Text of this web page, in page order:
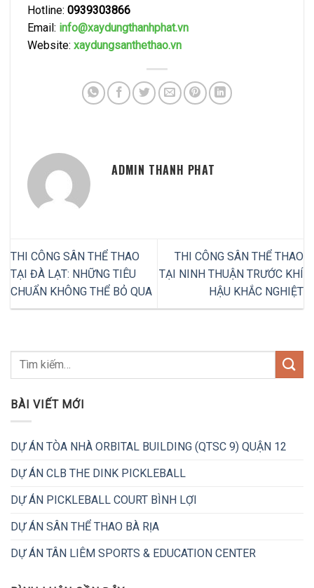
Hotline: 0939303866
Email: info@xaydungthanhphat.vn
Website: xaydungsanthethao.vn
ADMIN THANH PHAT
THI CÔNG SÂN THỂ THAO
TẠI ĐÀ LẠT: NHỮNG TIÊU
CHUẨN KHÔNG THỂ BỎ QUA
THI CÔNG SÂN THỂ THAO
TẠI NINH THUẬN TRƯỚC KHÍ
HẬU KHẮC NGHIỆT
BÀI VIẾT MỚI
DỰ ÁN TÒA NHÀ ORBITAL BUILDING (QTSC 9) QUẬN 12
DỰ ÁN CLB THE DINK PICKLEBALL
DỰ ÁN PICKLEBALL COURT BÌNH LỢI
DỰ ÁN SÂN THỂ THAO BÀ RỊA
DỰ ÁN TÂN LIÊM SPORTS & EDUCATION CENTER